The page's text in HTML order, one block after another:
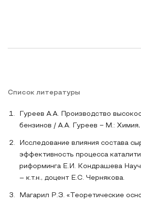
Список литературы
Гуреев А.А. Производство
бензинов / А.А. Гуреев − М.:
Исследование влияния состава
эффективность процесса
риформинга Е.И. Кондрашева
– к.т.н., доцент Е.С. Чернякова.
Магарил Р.З. «Теоретические